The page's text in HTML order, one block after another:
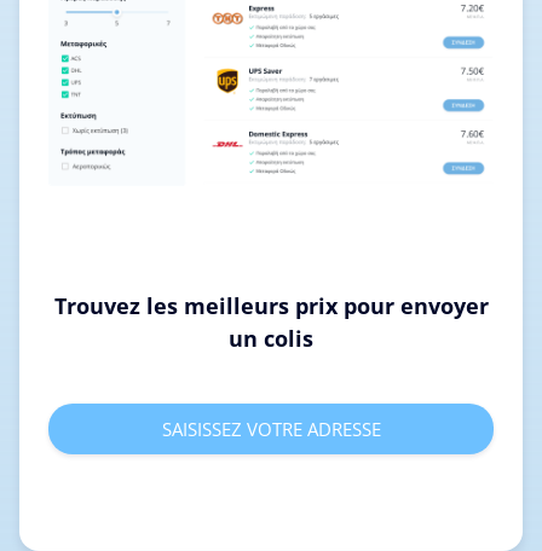
Trouvez les meilleurs prix pour envoyer
un colis
SAISISSEZ VOTRE ADRESSE